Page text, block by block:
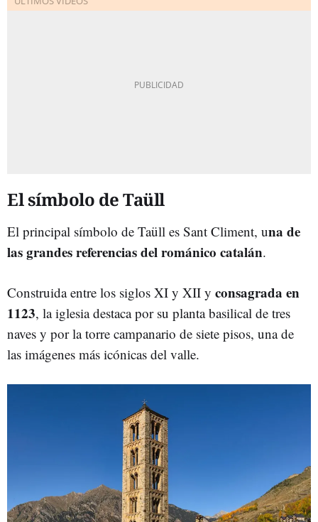
El símbolo de Taüll
El principal símbolo de Taüll es Sant Climent, una de
las grandes referencias del románico catalán.
Construida entre los siglos XI y XII y consagrada en
1123, la iglesia destaca por su planta basilical de tres
naves y por la torre campanario de siete pisos, una de
las imágenes más icónicas del valle.